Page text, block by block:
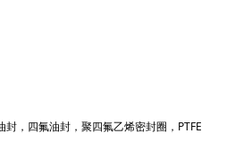
，四氟油封，聚四氟乙烯密封圈，PTFE